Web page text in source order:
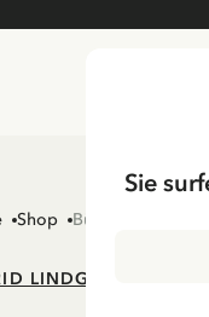
Shop Bücher
LINDGREN
Sie